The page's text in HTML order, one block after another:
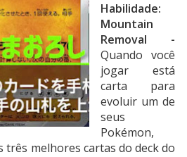
Habilidade:
Mountain
Removal -
Quando você
jogar está
carta para
evoluir um de
seus
Pokémon,
três melhores cartas do deck do